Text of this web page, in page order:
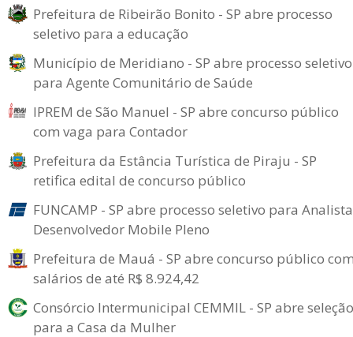
Prefeitura de Ribeirão Bonito - SP abre processo
seletivo para a educação
Município de Meridiano - SP abre processo seletivo
para Agente Comunitário de Saúde
IPREM de São Manuel - SP abre concurso público
com vaga para Contador
Prefeitura da Estância Turística de Piraju - SP
retifica edital de concurso público
FUNCAMP - SP abre processo seletivo para Analista
Desenvolvedor Mobile Pleno
Prefeitura de Mauá - SP abre concurso público
salários de até R$ 8.924,42
Consórcio Intermunicipal CEMMIL - SP abre seleção
para a Casa da Mulher